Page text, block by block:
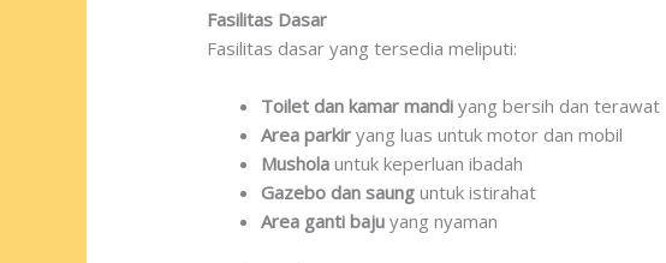
Fasilitas Dasar
Fasilitas dasar yang tersedia meliputi:
Toilet dan kamar mandi yang bersih dan terawat
Area parkir yang luas untuk motor dan mobil
Mushola untuk keperluan ibadah
Gazebo dan saung untuk istirahat
Area ganti baju yang nyaman